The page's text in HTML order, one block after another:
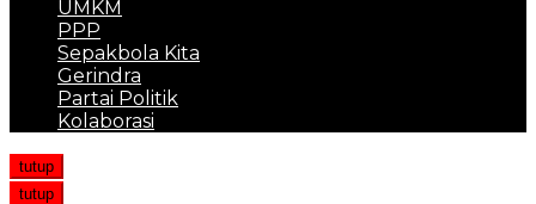
UMKM
PPP
Sepakbola Kita
Gerindra
Partai Politik
Kolaborasi
tutup
tutup